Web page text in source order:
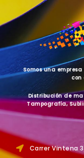
Somos una
con
Distribución de
Tampografía,
Carrer Vintena